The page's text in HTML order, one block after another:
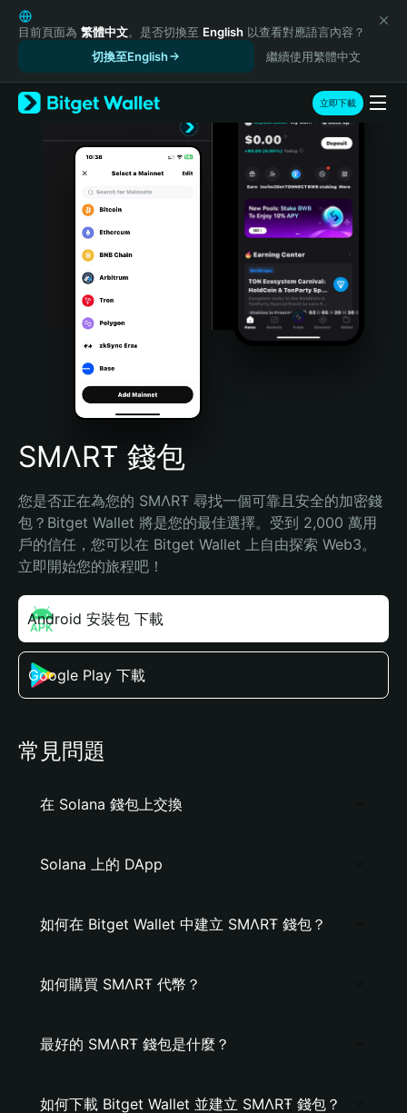
English
日本語
Русский
Español (Latinoamérica)
Türkçe
Português (Portugal)
Bahasa Indonesia
Português (Brasil)
Español (Argentina)
目前頁面為 繁體中文。是否切換至 English 以查看對應語言內容？
切換至English
繼續使用繁體中文
立即下載
ЅMΛRŦ 錢包
您是否正在為您的 ЅMΛRŦ 尋找一個可靠且安全的加密錢
包？Bitget Wallet 將是您的最佳選擇。受到 2,000 萬用
戶的信任，您可以在 Bitget Wallet 上自由探索 Web3。
立即開始您的旅程吧！
Android 安裝包 下載
Google Play 下載
常見問題
在 Solana 錢包上交換
Solana 上的 DApp
如何在 Bitget Wallet 中建立 ЅMΛRŦ 錢包？
如何購買 ЅMΛRŦ 代幣？
最好的 ЅMΛRŦ 錢包是什麼？
如何下載 Bitget Wallet 並建立 ЅMΛRŦ 錢包？